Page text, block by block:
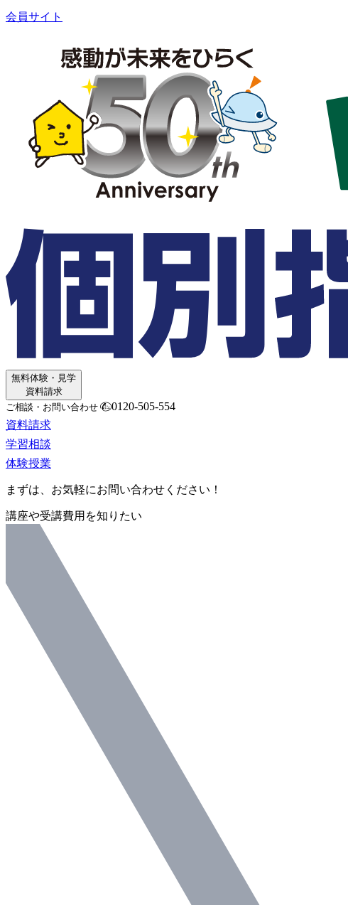
会員サイト
無料体験・見学
資料請求
ご相談・お問い合わせ
0120-505-554
資料請求
学習相談
体験授業
まずは、お気軽にお問い合わせください！
講座や受講費用を知りたい